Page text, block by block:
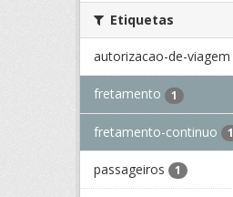
Etiquetas
autorizacao-de-viagem
fretamento 1
fretamento-continuo 1
passageiros 1